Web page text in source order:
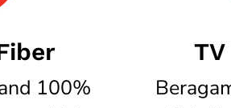
100%